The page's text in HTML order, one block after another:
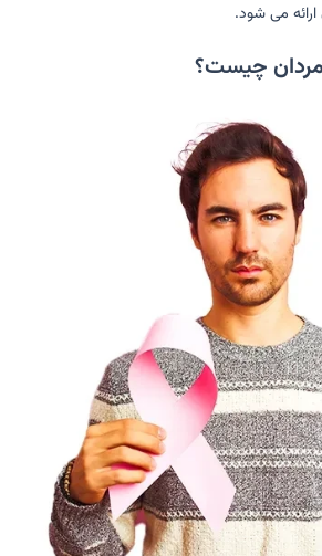
می شود.
چیست؟